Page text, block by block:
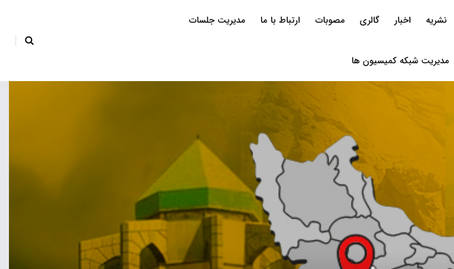
نشریه اخبار گالری مصوبات ارتباط با ما مدیریت جلسات
مدیریت شبکه کمیسیون ها